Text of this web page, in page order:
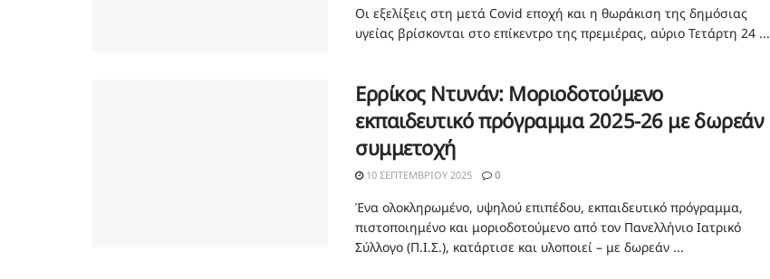
Οι εξελίξεις στη μετά Covid εποχή και η θωράκιση της δημόσιας
υγείας βρίσκονται στο επίκεντρο της πρεμιέρας, αύριο Τετάρτη 24 ...
Ερρίκος Ντυνάν: Μοριοδοτούμενο
εκπαιδευτικό πρόγραμμα 2025-26 με δωρεάν
συμμετοχή
10 ΣΕΠΤΕΜΒΡΊΟΥ 2025 0
Ένα ολοκληρωμένο, υψηλού επιπέδου, εκπαιδευτικό πρόγραμμα,
πιστοποιημένο και μοριοδοτούμενο από τον Πανελλήνιο Ιατρικό
Σύλλογο (Π.Ι.Σ.), κατάρτισε και υλοποιεί – με δωρεάν ...